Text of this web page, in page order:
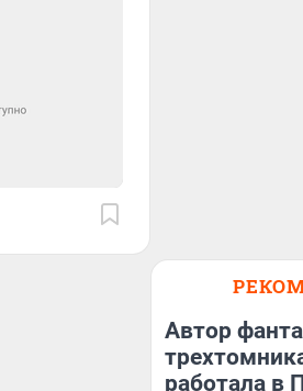
Автор
работала в